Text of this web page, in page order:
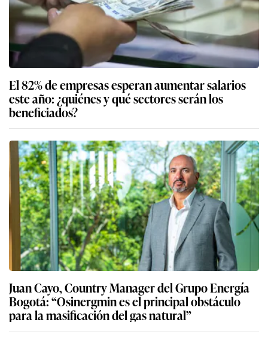
El 82% de empresas esperan aumentar salarios
este año: ¿quiénes y qué sectores serán los
beneficiados?
Juan Cayo, Country Manager del Grupo Energía
Bogotá: “Osinergmin es el principal obstáculo
para la masificación del gas natural”